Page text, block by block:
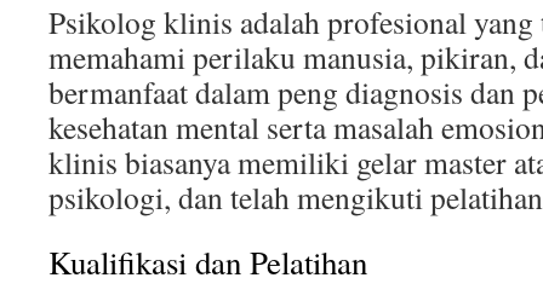
Psikolog klinis adalah profesional
memahami perilaku manusia, pikiran,
bermanfaat dalam peng diagnosis dan
kesehatan mental serta masalah
klinis biasanya memiliki gelar master
psikologi, dan telah mengikuti
Kualifikasi dan Pelatihan